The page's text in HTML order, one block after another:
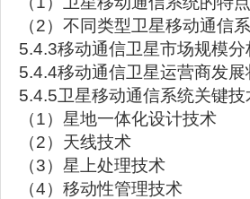
（2）不同类型卫星移动通信
5.4.3移动通信卫星市场规模分
5.4.4移动通信卫星运营商发
5.4.5卫星移动通信系统关键技
（1）星地一体化设计技术
（2）天线技术
（3）星上处理技术
（4）移动性管理技术